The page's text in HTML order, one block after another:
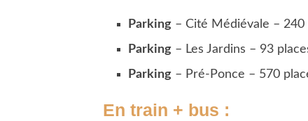
Parking – Cité Médiévale –
Parking – Les Jardins – 93
Parking – Pré-Ponce – 570
En train + bus :